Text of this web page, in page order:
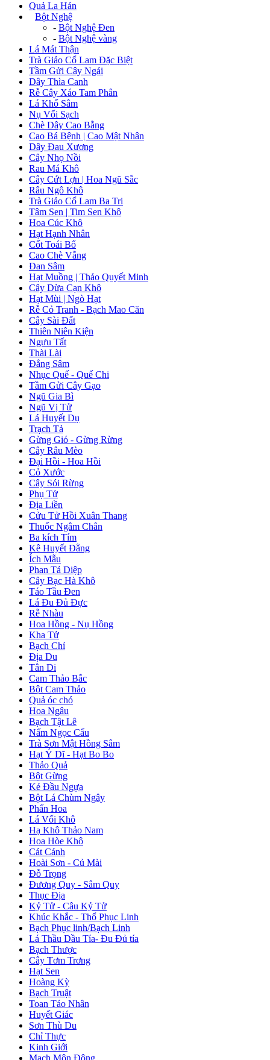
Quả La Hán
Bột Nghệ
- Bột Nghệ Đen
- Bột Nghệ vàng
Lá Mát Thận
Trà Giảo Cổ Lam Đặc Biệt
Tầm Gửi Cây Ngái
Dây Thìa Canh
Rễ Cây Xáo Tam Phân
Lá Khổ Sâm
Nụ Vối Sạch
Chè Dây Cao Bằng
Cao Bá Bệnh | Cao Mật Nhân
Dây Đau Xương
Cây Nhọ Nồi
Rau Má Khô
Cây Cứt Lợn | Hoa Ngũ Sắc
Râu Ngô Khô
Trà Giảo Cổ Lam Ba Tri
Tâm Sen | Tim Sen Khô
Hoa Cúc Khô
Hạt Hạnh Nhân
Cốt Toái Bổ
Cao Chè Vằng
Đan Sâm
Hạt Muồng | Thảo Quyết Minh
Cây Dừa Cạn Khô
Hạt Mùi | Ngò Hạt
Rễ Cỏ Tranh - Bạch Mao Căn
Cây Sài Đất
Thiên Niên Kiện
Ngưu Tất
Thài Lài
Đẳng Sâm
Nhục Quế - Quế Chi
Tầm Gửi Cây Gạo
Ngũ Gia Bì
Ngũ Vị Tử
Lá Huyết Dụ
Trạch Tả
Gừng Gió - Gừng Rừng
Cây Râu Mèo
Đại Hồi - Hoa Hồi
Cỏ Xước
Cây Sói Rừng
Phụ Tử
Địa Liền
Cửu Tử Hồi Xuân Thang
Thuốc Ngâm Chân
Ba kích Tím
Kê Huyết Đằng
Ích Mẫu
Phan Tả Diệp
Cây Bạc Hà Khô
Táo Tầu Đen
Lá Đu Đủ Đực
Rễ Nhàu
Hoa Hồng - Nụ Hồng
Kha Tử
Bạch Chỉ
Địa Du
Tân Di
Cam Thảo Bắc
Bột Cam Thảo
Quả óc chó
Hoa Ngâu
Bạch Tật Lê
Nấm Ngọc Cẩu
Trà Sơn Mật Hồng Sâm
Hạt Ý Dĩ - Hạt Bo Bo
Thảo Quả
Bột Gừng
Ké Đầu Ngựa
Bột Lá Chùm Ngây
Phấn Hoa
Lá Vối Khô
Hạ Khô Thảo Nam
Hoa Hòe Khô
Cát Cánh
Hoài Sơn - Củ Mài
Đỗ Trọng
Đương Quy - Sâm Quy
Thục Địa
Kỷ Tử - Câu Kỷ Tử
Khúc Khắc - Thổ Phục Linh
Bạch Phục linh/Bạch Linh
Lá Thầu Dầu Tía- Đu Đủ tía
Bạch Thược
Cây Tơm Trơng
Hạt Sen
Hoàng Kỳ
Bạch Truật
Toan Táo Nhân
Huyết Giác
Sơn Thù Du
Chỉ Thực
Kinh Giới
Mạch Môn Đông